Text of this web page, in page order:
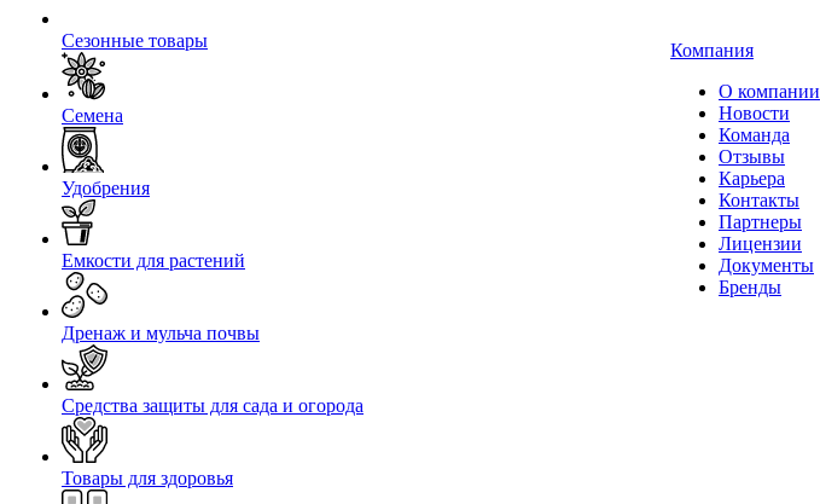
Сезонные товары
Семена
Удобрения
Емкости для растений
Дренаж и мульча почвы
Средства защиты для сада и огорода
Товары для здоровья
Компания
О компании
Новости
Команда
Отзывы
Карьера
Контакты
Партнеры
Лицензии
Документы
Бренды